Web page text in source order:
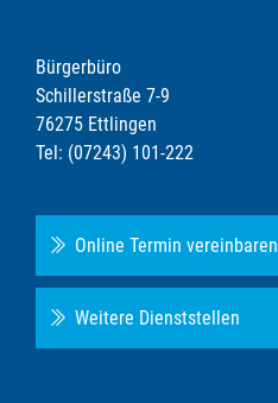
Bürgerbüro
Schillerstraße 7-9
76275 Ettlingen
Tel: (07243) 101-222
Online Termin vereinbaren
Weitere Dienststellen